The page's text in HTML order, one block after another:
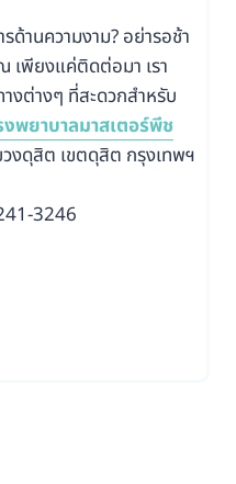
ด้านความงาม? อย่ารอช้า
เพียงแค่ติดต่อมา เรา
งต่างๆ ที่สะดวกสำหรับ
พยาบาลมาสเตอร์พีช
งดุสิต เขตดุสิต กรุงเทพฯ
3246